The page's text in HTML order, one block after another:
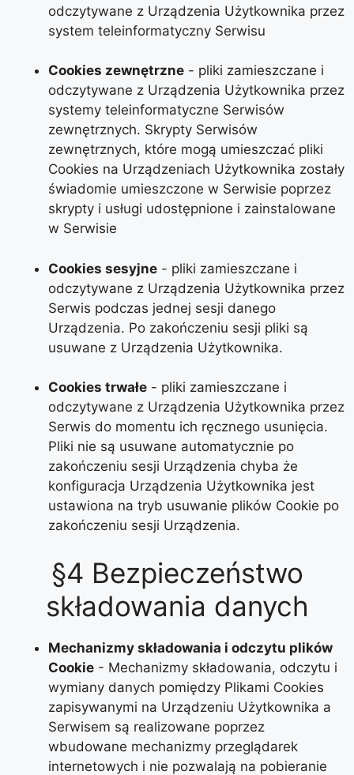
odczytywane z Urządzenia Użytkownika przez
system teleinformatyczny Serwisu
Cookies zewnętrzne - pliki zamieszczane i
odczytywane z Urządzenia Użytkownika przez
systemy teleinformatyczne Serwisów
zewnętrznych. Skrypty Serwisów
zewnętrznych, które mogą umieszczać pliki
Cookies na Urządzeniach Użytkownika zostały
świadomie umieszczone w Serwisie poprzez
skrypty i usługi udostępnione i zainstalowane
w Serwisie
Cookies sesyjne - pliki zamieszczane i
odczytywane z Urządzenia Użytkownika przez
Serwis podczas jednej sesji danego
Urządzenia. Po zakończeniu sesji pliki są
usuwane z Urządzenia Użytkownika.
Cookies trwałe - pliki zamieszczane i
odczytywane z Urządzenia Użytkownika przez
Serwis do momentu ich ręcznego usunięcia.
Pliki nie są usuwane automatycznie po
zakończeniu sesji Urządzenia chyba że
konfiguracja Urządzenia Użytkownika jest
ustawiona na tryb usuwanie plików Cookie po
zakończeniu sesji Urządzenia.
§4 Bezpieczeństwo
składowania danych
Mechanizmy składowania i odczytu plików
Cookie - Mechanizmy składowania, odczytu i
wymiany danych pomiędzy Plikami Cookies
zapisywanymi na Urządzeniu Użytkownika a
Serwisem są realizowane poprzez
wbudowane mechanizmy przeglądarek
internetowych i nie pozwalają na pobieranie